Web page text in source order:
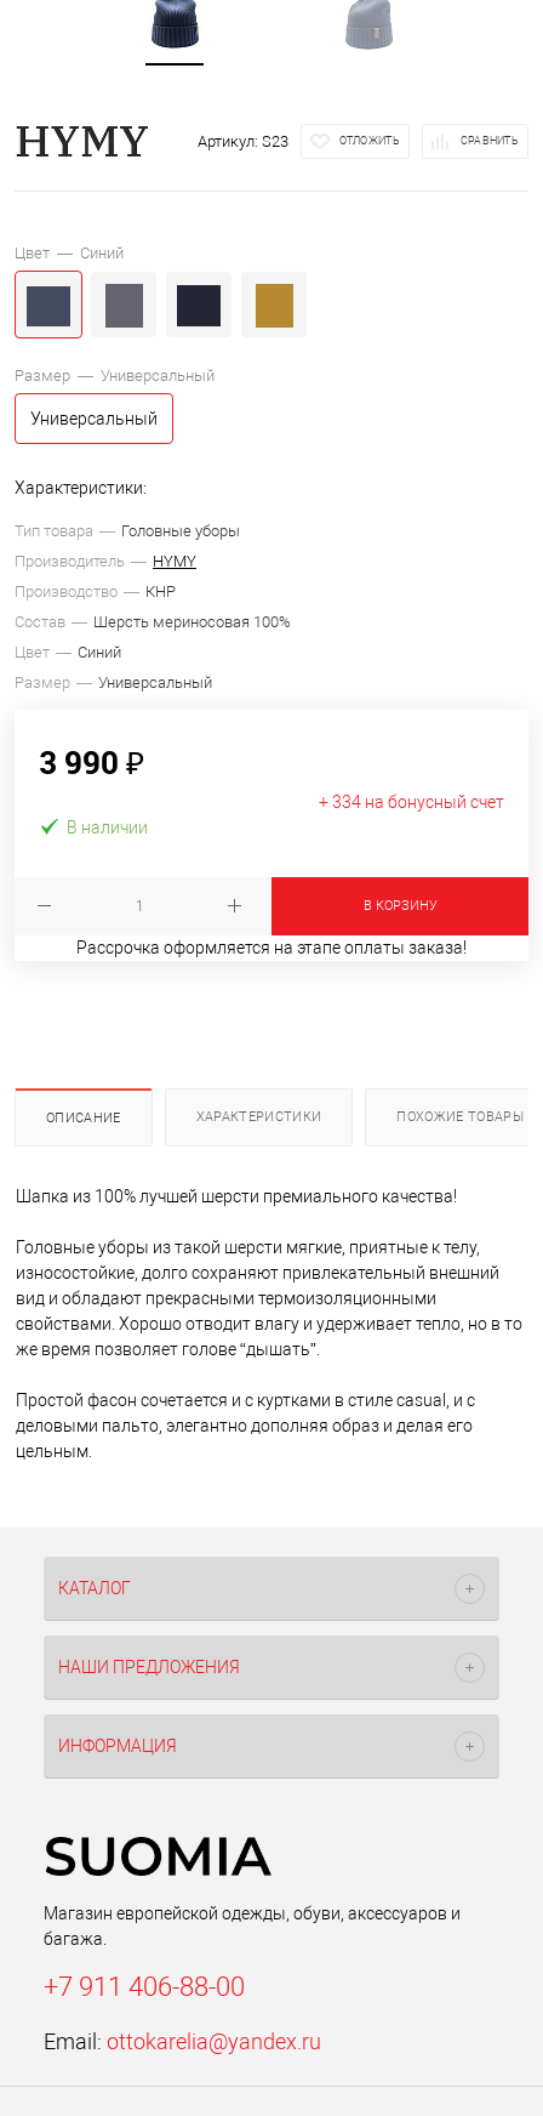
Артикул: S23 ОТЛОЖИТЬ СРАВНИТЬ
Цвет — Синий
Размер — Универсальный
Универсальный
Характеристики:
Тип товара
Головные уборы
Производитель
HYMY
Производство
КНР
Состав
Шерсть мериносовая 100%
Цвет
Синий
Размер
Универсальный
3 990 ₽
+ 334 на бонусный счет
В наличии
В КОРЗИНУ
Рассрочка оформляется на этапе оплаты заказа!
ОПИСАНИЕ ХАРАКТЕРИСТИКИ ПОХОЖИЕ ТОВАРЫ
Шапка из 100% лучшей шерсти премиального качества!
Головные уборы из такой шерсти мягкие, приятные к телу,
износостойкие, долго сохраняют привлекательный внешний
вид и обладают прекрасными термоизоляционными
свойствами. Хорошо отводит влагу и удерживает тепло, но в то
же время позволяет голове “дышать”.
Простой фасон сочетается и с куртками в стиле casual, и с
деловыми пальто, элегантно дополняя образ и делая его
цельным.
КАТАЛОГ
НАШИ ПРЕДЛОЖЕНИЯ
ИНФОРМАЦИЯ
Магазин европейской одежды, обуви, аксессуаров и
багажа.
+7 911 406-88-00
Email: ottokarelia@yandex.ru